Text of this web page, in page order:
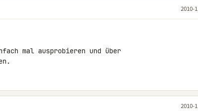
2010-
mal ausprobieren und über
2010-